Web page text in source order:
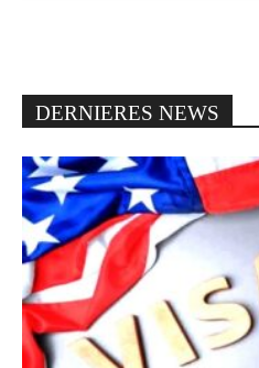
DERNIERES NEWS